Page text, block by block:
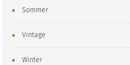
Sommer
Vintage
Winter